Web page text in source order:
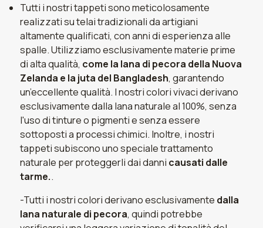
Tutti i nostri tappeti sono meticolosamente
realizzati su telai tradizionali da artigiani
altamente qualificati, con anni di esperienza alle
spalle. Utilizziamo esclusivamente materie prime
di alta qualità, come la lana di pecora della Nuova
Zelanda e la juta del Bangladesh, garantendo
un’eccellente qualità. I nostri colori vivaci derivano
esclusivamente dalla lana naturale al 100%, senza
l'uso di tinture o pigmenti e senza essere
sottoposti a processi chimici. Inoltre, i nostri
tappeti subiscono uno speciale trattamento
naturale per proteggerli dai danni causati dalle
tarme..
-Tutti i nostri colori derivano esclusivamente dalla
lana naturale di pecora, quindi potrebbe